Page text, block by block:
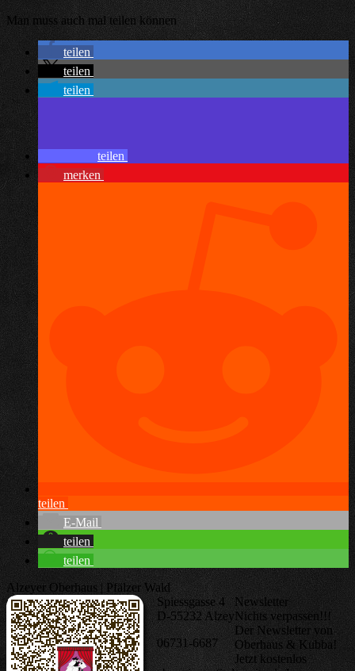
Man muss auch mal teilen können
teilen
teilen
teilen
teilen
merken
teilen
E-Mail
teilen
teilen
Alzeyer Oberhaus | Pfälzer Wald
Spiessgasse 4
D-55232 Alzey
06731-6687
Newsletter
Nichts verpassen!!!
Der Newsletter von
Oberhaus & Kubba!
Jetzt kostenlos